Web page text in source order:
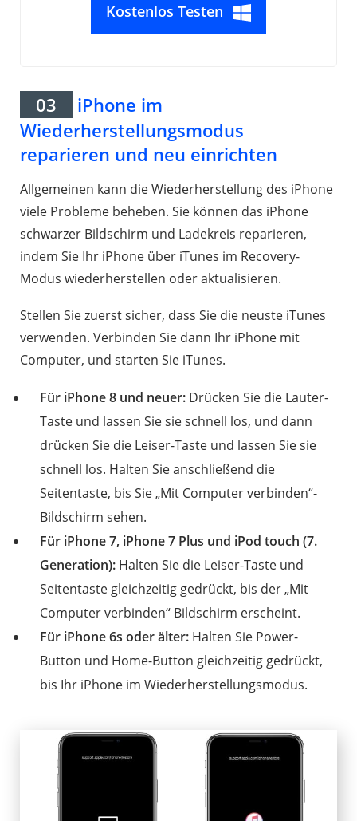
Kostenlos Testen
03
iPhone im
Wiederherstellungsmodus
reparieren und neu einrichten
Allgemeinen kann die Wiederherstellung des iPhone
viele Probleme beheben. Sie können das iPhone
schwarzer Bildschirm und Ladekreis reparieren,
indem Sie Ihr iPhone über iTunes im Recovery-
Modus wiederherstellen oder aktualisieren.
Stellen Sie zuerst sicher, dass Sie die neuste iTunes
verwenden. Verbinden Sie dann Ihr iPhone mit
Computer, und starten Sie iTunes.
Für iPhone 8 und neuer: Drücken Sie die Lauter-
Taste und lassen Sie sie schnell los, und dann
drücken Sie die Leiser-Taste und lassen Sie sie
schnell los. Halten Sie anschließend die
Seitentaste, bis Sie „Mit Computer verbinden“-
Bildschirm sehen.
Für iPhone 7, iPhone 7 Plus und iPod touch (7.
Generation): Halten Sie die Leiser-Taste und
Seitentaste gleichzeitig gedrückt, bis der „Mit
Computer verbinden“ Bildschirm erscheint.
Für iPhone 6s oder älter: Halten Sie Power-
Button und Home-Button gleichzeitig gedrückt,
bis Ihr iPhone im Wiederherstellungsmodus.